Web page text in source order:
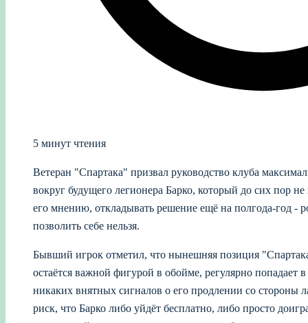
5 минут чтения
Ветеран "Спартака" призвал руководство клуба
вокруг будущего легионера Барко, который до сих пор
его мнению, откладывать решение ещё на полгода-год -
позволить себе нельзя.
Бывший игрок отметил, что нынешняя позиция
остаётся важной фигурой в обойме, регулярно попадает
никаких внятных сигналов о его продлении со стороны
риск, что Барко либо уйдёт бесплатно, либо просто